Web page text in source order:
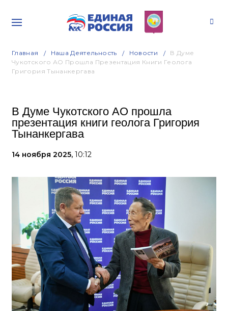
Главная Наша Деятельность Новости
В Думе
Чукотского АО Прошла Презентация Книги Геолога
Григория Тынанкергава
В Думе Чукотского АО прошла
презентация книги геолога Григория
Тынанкергава
14 ноября 2025, 10:12